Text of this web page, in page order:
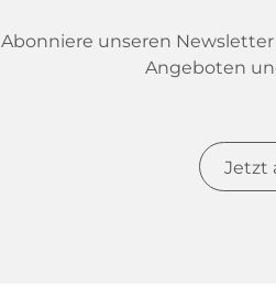
Abonniere unseren
Angeboten
Jetzt